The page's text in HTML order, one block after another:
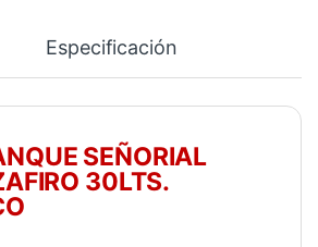
Especificación
SEÑORIAL
30LTS.